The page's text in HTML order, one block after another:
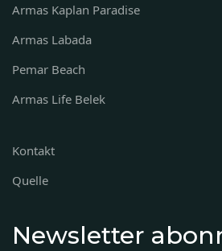
Armas Kaplan Paradise
Armas Labada
Pemar Beach
Armas Life Belek
Kontakt
Quelle
Newsletter